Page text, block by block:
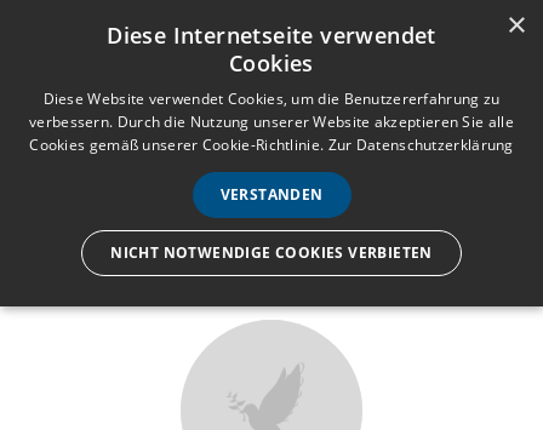
Anmelden Registrieren
e
n
ü
Wir lassen nur die Hand los,
×
Diese Internetseite verwendet
Cookies
Diese Website verwendet Cookies, um die Benutzererfahrung zu
verbessern. Durch die Nutzung unserer Website akzeptieren Sie alle
Cookies gemäß unserer Cookie-Richtlinie. Zur Datenschutzerklärung
VERSTANDEN
NICHT NOTWENDIGE COOKIES VERBIETEN